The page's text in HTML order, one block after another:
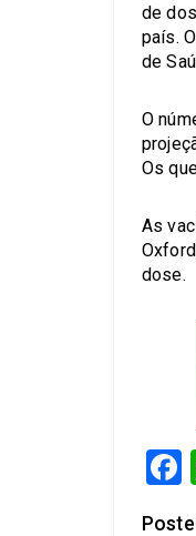
de
país.
de
O
Os
As
dose.